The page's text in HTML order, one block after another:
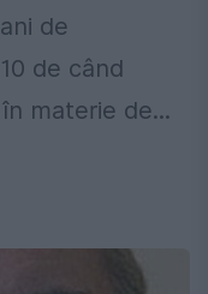
de
de când
materie de...